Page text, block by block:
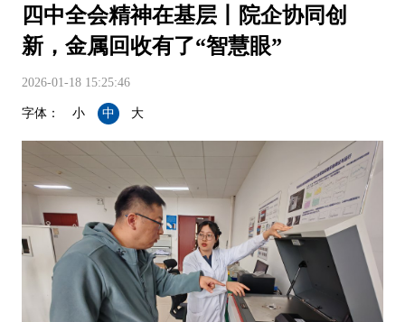
四中全会精神在基层丨院企协同创
新，金属回收有了“智慧眼”
2026-01-18 15:25:46
字体： 小 中 大